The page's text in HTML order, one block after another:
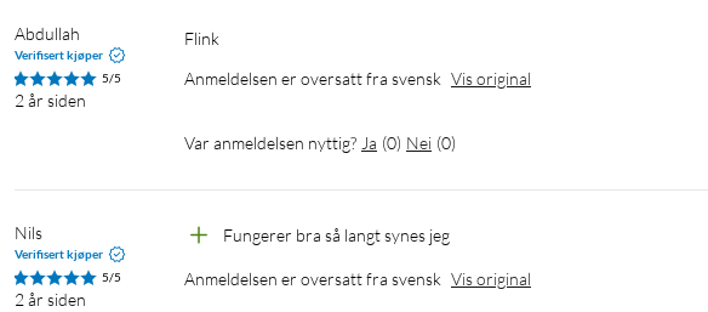
Abdullah
Verifisert kjøper
5/5
2 år siden
Flink
Anmeldelsen er oversatt fra svensk Vis original
Var anmeldelsen nyttig? Ja (0) Nei (0)
Nils
Verifisert kjøper
5/5
2 år siden
Fungerer bra så langt synes jeg
Anmeldelsen er oversatt fra svensk Vis original